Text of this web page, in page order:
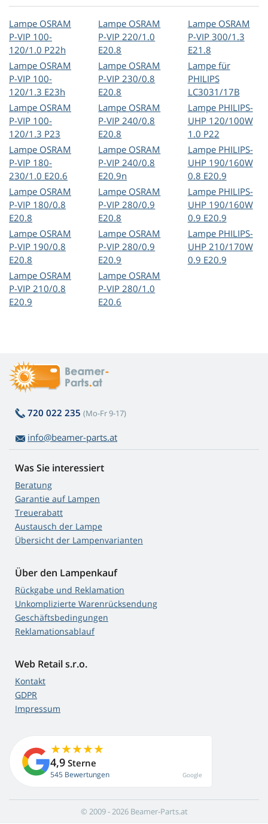
Lampe OSRAM
P-VIP 100-
120/1.0 P22h
Lampe OSRAM
P-VIP 100-
120/1.3 E23h
Lampe OSRAM
P-VIP 100-
120/1.3 P23
Lampe OSRAM
P-VIP 180-
230/1.0 E20.6
Lampe OSRAM
P-VIP 180/0.8
E20.8
Lampe OSRAM
P-VIP 190/0.8
E20.8
Lampe OSRAM
P-VIP 210/0.8
E20.9
Lampe OSRAM
P-VIP 220/1.0
E20.8
Lampe OSRAM
P-VIP 230/0.8
E20.8
Lampe OSRAM
P-VIP 240/0.8
E20.8
Lampe OSRAM
P-VIP 240/0.8
E20.9n
Lampe OSRAM
P-VIP 280/0.9
E20.8
Lampe OSRAM
P-VIP 280/0.9
E20.9
Lampe OSRAM
P-VIP 280/1.0
E20.6
Lampe OSRAM
P-VIP 300/1.3
E21.8
Lampe für
PHILIPS
LC3031/17B
Lampe PHILIPS-
UHP 120/100W
1.0 P22
Lampe PHILIPS-
UHP 190/160W
0.8 E20.9
Lampe PHILIPS-
UHP 190/160W
0.9 E20.9
Lampe PHILIPS-
UHP 210/170W
0.9 E20.9
720 022 235 (Mo-Fr 9-17)
info@beamer-parts.at
Was Sie interessiert
Beratung
Garantie auf Lampen
Treuerabatt
Austausch der Lampe
Übersicht der Lampenvarianten
Über den Lampenkauf
Rückgabe und Reklamation
Unkomplizierte Warenrücksendung
Geschäftsbedingungen
Reklamationsablauf
Web Retail s.r.o.
Kontakt
GDPR
Impressum
4,9 Sterne
545 Bewertungen Google
© 2009 - 2026 Beamer-Parts.at